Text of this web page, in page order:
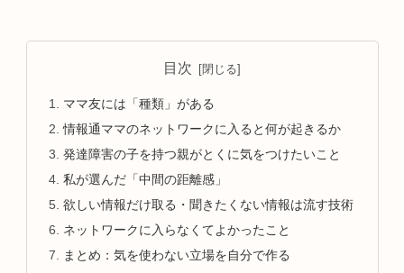
目次
ママ友には「種類」がある
情報通ママのネットワークに入ると何が起きるか
発達障害の子を持つ親がとくに気をつけたいこと
私が選んだ「中間の距離感」
欲しい情報だけ取る・聞きたくない情報は流す技術
ネットワークに入らなくてよかったこと
まとめ：気を使わない立場を自分で作る